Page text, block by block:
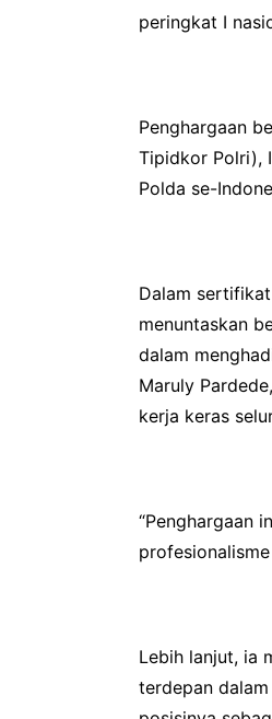
peringkat I
Penghargaan
Tipidkor Polri),
Polda se-
Dalam
menuntaskan
dalam
Maruly
kerja keras
“Penghargaan
Lebih lanjut, ia
terdepan